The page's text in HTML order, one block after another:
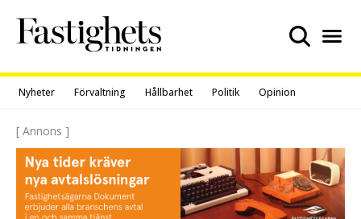
content
Nyheter Förvaltning Hållbarhet Politik Opinion
[ Annons ]